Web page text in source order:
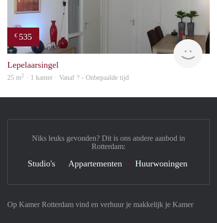
€ 535
Lepelaarsingel
25 m2 · 1 kamer · Vanaf ? - Onbepaalde tijd
Op Kamer Rotterdam vind en verhuur je makkelijk je Kamer
Niks leuks gevonden? Dit is ons andere aanbod in
Rotterdam:
Studio's Appartementen Huurwoningen